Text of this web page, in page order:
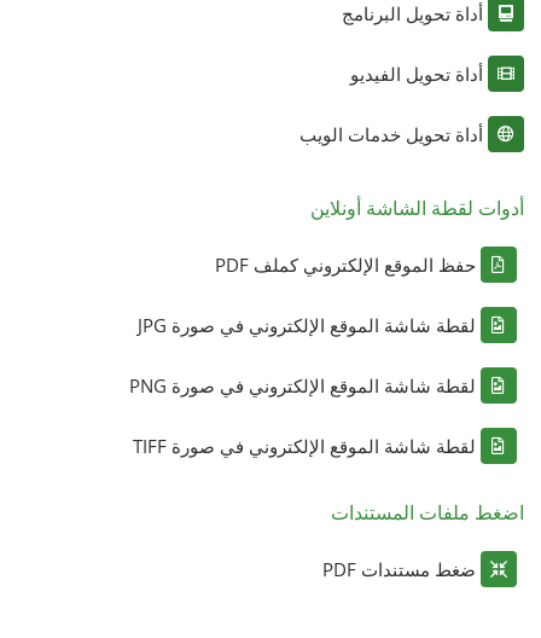
أداة تحويل البرنامج
أداة تحويل الفيديو
أداة تحويل خدمات الويب
أدوات لقطة الشاشة أونلاين
حفظ الموقع الإلكتروني كملف PDF
لقطة شاشة الموقع الإلكتروني في صورة JPG
لقطة شاشة الموقع الإلكتروني في صورة PNG
لقطة شاشة الموقع الإلكتروني في صورة TIFF
اضغط ملفات المستندات
ضغط مستندات PDF